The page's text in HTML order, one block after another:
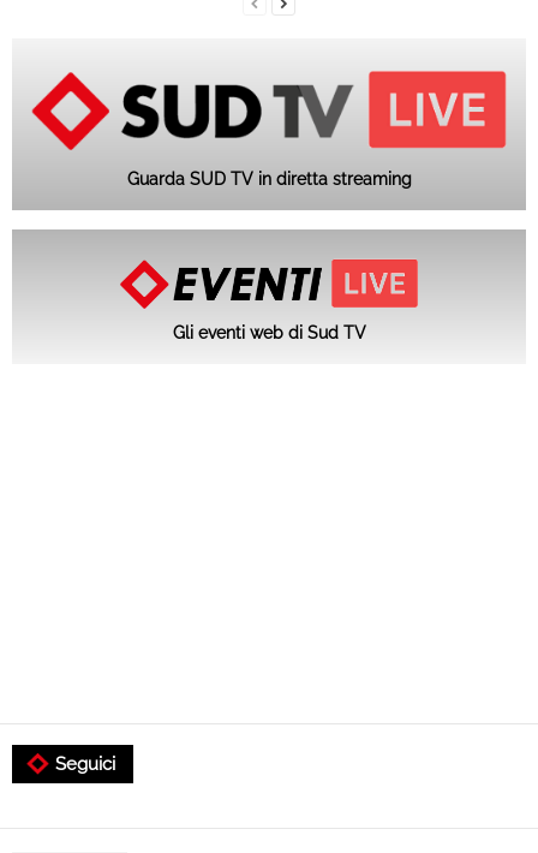
Guarda SUD TV in diretta streaming
Gli eventi web di Sud TV
Seguici